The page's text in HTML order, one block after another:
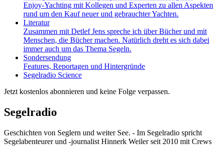
Enjoy-Yachting mit Kollegen und Experten zu allen Aspekten
rund um den Kauf neuer und gebrauchter Yachten.
Literatur
Zusammen mit Detlef Jens spreche ich über Bücher und mit
Menschen, die Bücher machen. Natürlich dreht es sich dabei
immer auch um das Thema Segeln.
Sondersendung
Features, Reportagen und Hintergründe
Segelradio Science
Jetzt kostenlos abonnieren und keine Folge verpassen.
Segelradio
Geschichten von Seglern und weiter See. - Im Segelradio spricht
Segelabenteurer und -journalist Hinnerk Weiler seit 2010 mit Crews